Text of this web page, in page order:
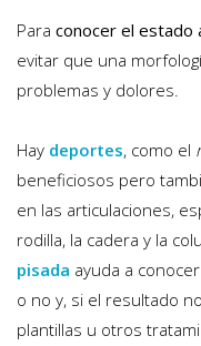
Para conocer el estado
evitar que una
problemas y dolores.
Hay deportes, como el
beneficiosos pero
en las articulaciones,
rodilla, la cadera y la
pisada ayuda a
o no y, si el resultado
plantillas u otros